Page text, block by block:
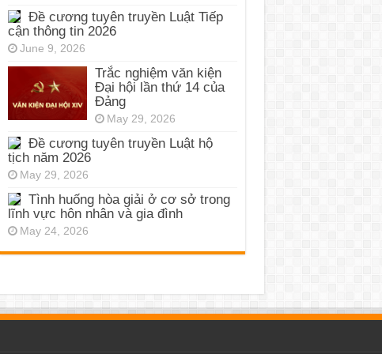
Đề cương tuyên truyền Luật Tiếp
cận thông tin 2026
June 9, 2026
Trắc nghiệm văn kiện
Đại hội lần thứ 14 của
Đảng
May 29, 2026
Đề cương tuyên truyền Luật hộ
tịch năm 2026
May 29, 2026
Tình huống hòa giải ở cơ sở trong
lĩnh vực hôn nhân và gia đình
May 24, 2026